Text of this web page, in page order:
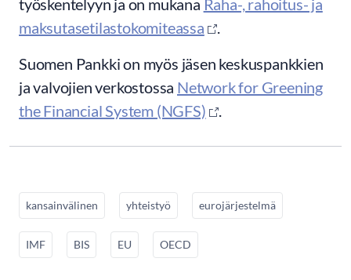
työskentelyyn ja on mukana Raha-, rahoitus- ja
maksutasetilastokomiteassa
.
Suomen Pankki on myös jäsen keskuspankkien
ja valvojien verkostossa Network for Greening
the Financial System (NGFS)
.
kansainvälinen yhteistyö eurojärjestelmä
IMF BIS EU OECD